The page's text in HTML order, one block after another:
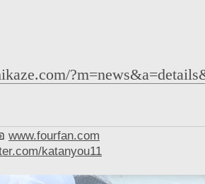
www.fourfan.com
katanyou11